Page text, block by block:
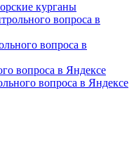
курганы
вопроса в
вопроса в
вопроса в Яндексе
вопроса в Яндексе